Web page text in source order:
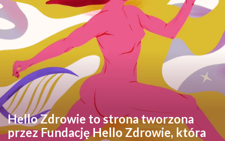
Hello Zdrowie to strona tworzona
przez Fundację Hello Zdrowie, która